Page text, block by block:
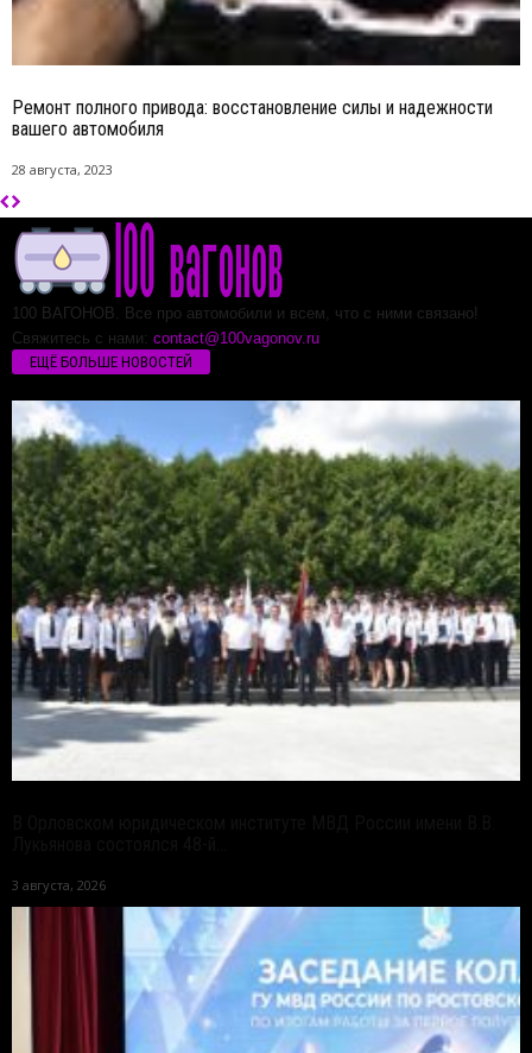
Ремонт полного привода: восстановление силы и надежности
вашего автомобиля
28 августа, 2023
100 ВАГОНОВ. Все про автомобили и всем, что с ними связано!
Свяжитесь с нами: contact@100vagonov.ru
ЕЩЁ БОЛЬШЕ НОВОСТЕЙ
3 августа, 2026